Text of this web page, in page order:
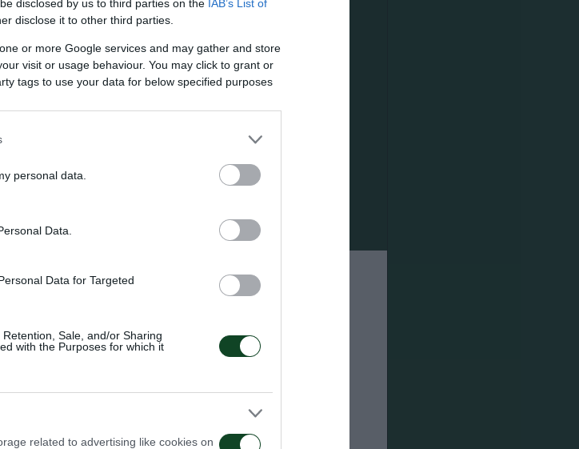
disclosed by us to third parties on the IAB’s List of
disclose it to other third parties.
or more Google services and may gather and store
visit or usage behaviour. You may click to grant or
tags to use your data for below specified purposes
personal data.
Data.
Data for Targeted
Sale, and/or Sharing
with the Purposes for which it
related to advertising like cookies on